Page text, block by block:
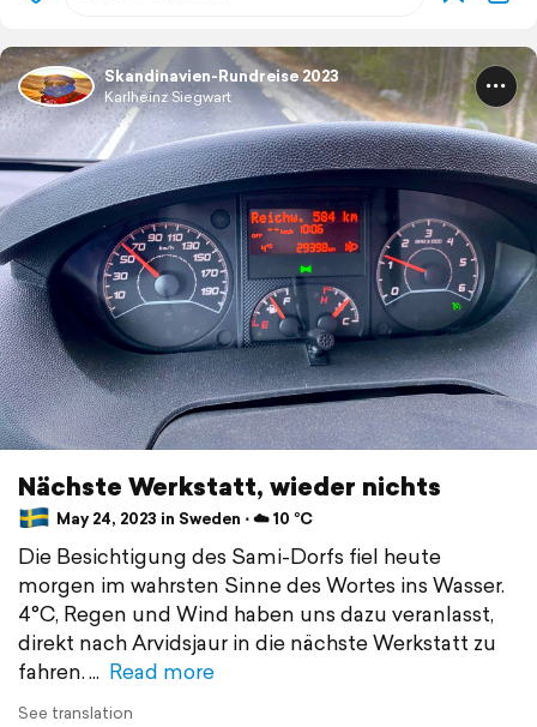
Skandinavien-Rundreise 2023
Karlheinz Siegwart
Nächste Werkstatt, wieder nichts
May 24, 2023 in Sweden ⋅ ☁️ 10 °C
Die Besichtigung des Sami-Dorfs fiel heute
morgen im wahrsten Sinne des Wortes ins Wasser.
4°C, Regen und Wind haben uns dazu veranlasst,
direkt nach Arvidsjaur in die nächste Werkstatt zu
fahren.
Read more
See translation